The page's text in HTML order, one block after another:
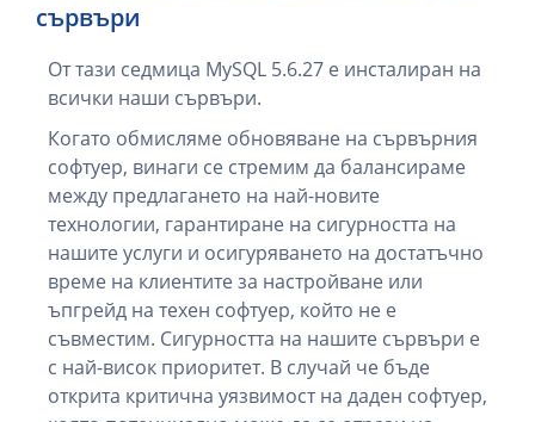
сървъри
От тази седмица MySQL 5.6.27 е инсталиран на
всички наши сървъри.
Когато обмисляме обновяване на сървърния
софтуер, винаги се стремим да балансираме
между предлагането на най-новите
технологии, гарантиране на сигурността на
нашите услуги и осигуряването на достатъчно
време на клиентите за настройване или
ъпгрейд на техен софтуер, който не е
съвместим. Сигурността на нашите сървъри е
с най-висок приоритет. В случай че бъде
открита критична уязвимост на даден софтуер,